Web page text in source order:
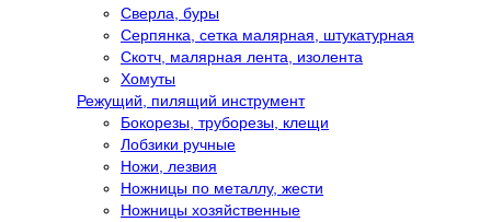
Сверла, буры
Серпянка, сетка малярная, штукатурная
Скотч, малярная лента, изолента
Хомуты
Режущий, пилящий инструмент
Бокорезы, труборезы, клещи
Лобзики ручные
Ножи, лезвия
Ножницы по металлу, жести
Ножницы хозяйственные